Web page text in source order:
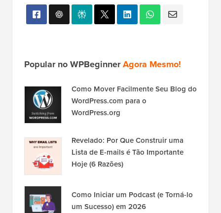
ver nosso guia sobre
como adicionar código de
cabeçalho e rodapé no WordPresse nossas
em nossoCanal do YouTube para tutoriais em vídeo
do WordPress. Você também pode nos encontrar
noTwittere noFacebook.